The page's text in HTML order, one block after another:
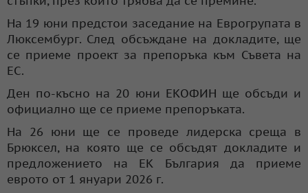
На 19 юни предстои заседание на Еврогрупата в
Люксембург. След обсъждане на докладите, ще
се приеме проект за препоръка към Съвета на
ЕС.
Ден по-късно на 20 юни ЕКОФИН ще обсъди и
официално ще се приеме препоръката.
На 26 юни ще се проведе лидерска среща в
Брюксел, на която ще се обсъдят докладите и
предложението на ЕК България да приеме
еврото от 1 януари 2026 г.